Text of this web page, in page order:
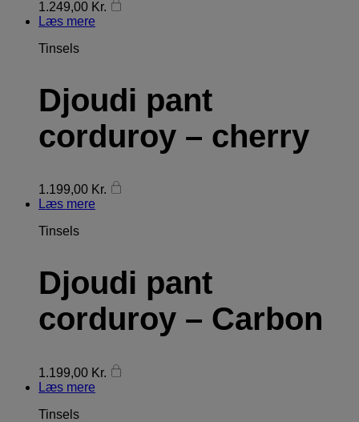
1.249,00 Kr.
Læs mere
Tinsels
Djoudi pant
corduroy – cherry
1.199,00 Kr.
Læs mere
Tinsels
Djoudi pant
corduroy – Carbon
1.199,00 Kr.
Læs mere
Tinsels